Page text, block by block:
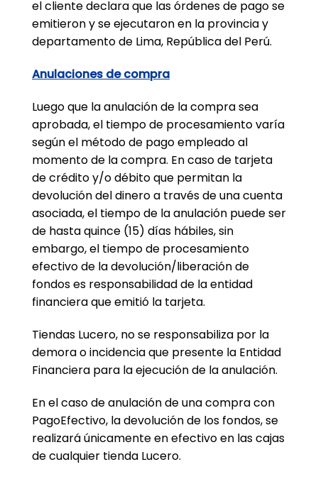
el cliente declara que las órdenes de pago se
emitieron y se ejecutaron en la provincia y
departamento de Lima, República del Perú.
Anulaciones de compra
Luego que la anulación de la compra sea
aprobada, el tiempo de procesamiento varía
según el método de pago empleado al
momento de la compra. En caso de tarjeta
de crédito y/o débito que permitan la
devolución del dinero a través de una cuenta
asociada, el tiempo de la anulación puede ser
de hasta quince (15) días hábiles, sin
embargo, el tiempo de procesamiento
efectivo de la devolución/liberación de
fondos es responsabilidad de la entidad
financiera que emitió la tarjeta.
Tiendas Lucero, no se responsabiliza por la
demora o incidencia que presente la Entidad
Financiera para la ejecución de la anulación.
En el caso de anulación de una compra con
PagoEfectivo, la devolución de los fondos, se
realizará únicamente en efectivo en las cajas
de cualquier tienda Lucero.